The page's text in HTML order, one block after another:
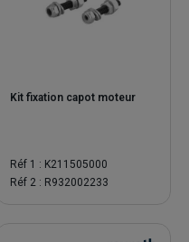
Kit fixation capot moteur
Réf 1 : K211505000
Réf 2 : R932002233